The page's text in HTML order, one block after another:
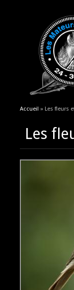
Vous êtes
Accueil » Les fleurs
Les